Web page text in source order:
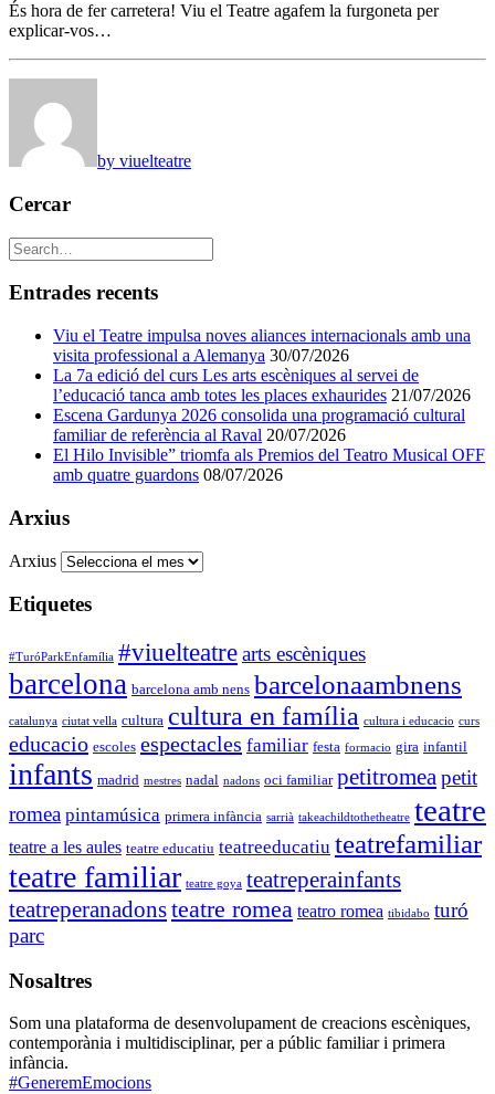
És hora de fer carretera! Viu el Teatre agafem la furgoneta per
explicar-vos…
by viuelteatre
Cercar
Entrades recents
Viu el Teatre impulsa noves aliances internacionals amb una
visita professional a Alemanya 30/07/2026
La 7a edició del curs Les arts escèniques al servei de
l’educació tanca amb totes les places exhaurides 21/07/2026
Escena Gardunya 2026 consolida una programació cultural
familiar de referència al Raval 20/07/2026
El Hilo Invisible” triomfa als Premios del Teatro Musical OFF
amb quatre guardons 08/07/2026
Arxius
Arxius
Etiquetes
#TuróParkEnfamília #viuelteatrearts escèniques
barcelona barcelona amb nens barcelonaambnens
catalunya ciutat vella cultura cultura en família cultura i educacio curs
educacio escoles espectacles familiar festa formacio gira infantil
infants madrid mestres nadal nadons oci familiar petitromeapetit
romea pintamúsica primera infància sarrià takeachildtothetheatre teatre
teatre a les aules teatre educatiu teatreeducatiu teatrefamiliar
teatre familiar teatre goya teatreperainfants
teatreperanadonsteatre romea teatro romea tibidabo turó
parc
Nosaltres
Som una plataforma de desenvolupament de creacions escèniques,
contemporània i multidisciplinar, per a públic familiar i primera
infància.
#GeneremEmocions